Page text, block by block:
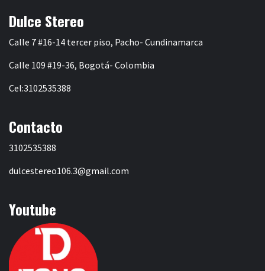
Dulce Stereo
Calle 7 #16-14 tercer piso, Pacho- Cundinamarca
Calle 109 #19-36, Bogotá- Colombia
Cel:3102535388
Contacto
3102535388
dulcestereo106.3@gmail.com
Youtube